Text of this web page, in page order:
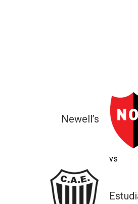
Newell’s
vs